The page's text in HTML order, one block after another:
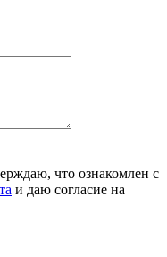
что ознакомлен с
и даю согласие на